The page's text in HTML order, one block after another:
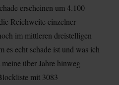
erscheinen um 4.100
Reichweite einzelner
im mittleren dreistelligen
es echt schade ist und was ich
über Jahre hinweg
mit 3083